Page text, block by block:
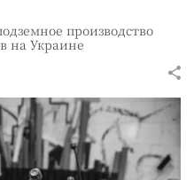
производство
на Украине